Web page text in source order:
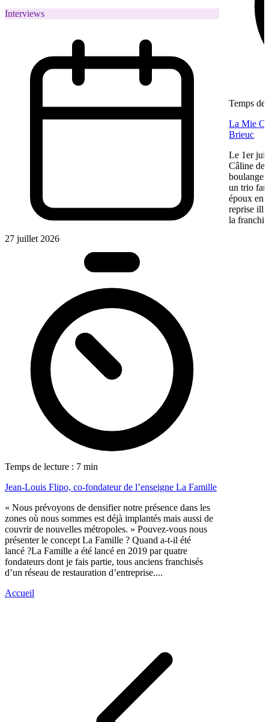
Interviews
27 juillet 2026
Temps de lecture : 7 min
Jean-Louis Flipo, co-fondateur de l’enseigne La Famille
« Nous prévoyons de densifier notre présence dans les
zones où nous sommes est déjà implantés mais aussi de
couvrir de nouvelles métropoles. » Pouvez-vous nous
présenter le concept La Famille ? Quand a-t-il été
lancé ?La Famille a été lancé en 2019 par quatre
fondateurs dont je fais partie, tous anciens franchisés
d’un réseau de restauration d’entreprise....
Temps de
La Mie
Brieuc
Le 1er
Câline de
un trio
époux
reprise
la
Accueil